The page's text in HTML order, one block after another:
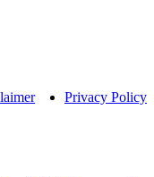
Privacy Policy